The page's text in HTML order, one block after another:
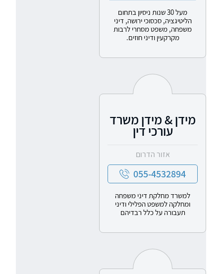
מעל 30 שנות ניסיון בתחום
הליטיגציה, סכסוכי ירושה, דיני
משפחה, משפט מסחרי לרבות
מקרקעין ודיני חוזים.
מידן & מידן משרד
עורכי דין
אזור הדרום
055-4532894
למשרד מחלקת דיני משפחה
ומחלקה למשפט הפלילי ודיני
תעבורה על כלל רבדיהם